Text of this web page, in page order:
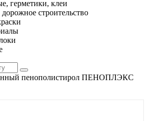
герметики, клеи
строительство
пенополистирол ПЕНОПЛЭКС